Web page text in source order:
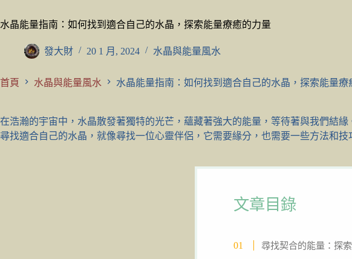
水晶能量指南：如何找到適合自己的水晶，探索能量療癒的力量
發大財 20 1 月, 2024 水晶與能量風水
首頁 水晶與能量風水 水晶能量指南：如何找到適合自己的水晶，探索能量療
在浩瀚的宇宙中，水晶散發著獨特的光芒，蘊藏著強大的能量，等待著與我們結
尋找適合自己的水晶，就像尋找一位心靈伴侶，它需要緣分，也需要一些方法和
文章目錄
尋找契合的能量：探